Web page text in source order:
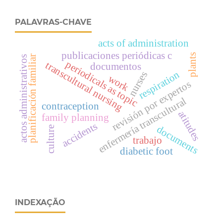
PALAVRAS-CHAVE
documentos
periodicals as topicrevisión por expertos
publicaciones periódicas c
transcultural nursing
enfermería transcultural
family planning
contraception
planificación familiar documents
acts of administration
nurses
actos administrativos accidents
diabetic foot
respiration
atitudes
culture
plants
work
trabajo
INDEXAÇÃO